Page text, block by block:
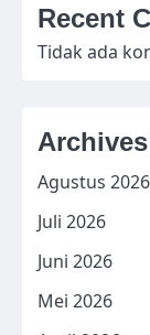
Recent
Tidak ada
Archives
Agustus 2026
Juli 2026
Juni 2026
Mei 2026